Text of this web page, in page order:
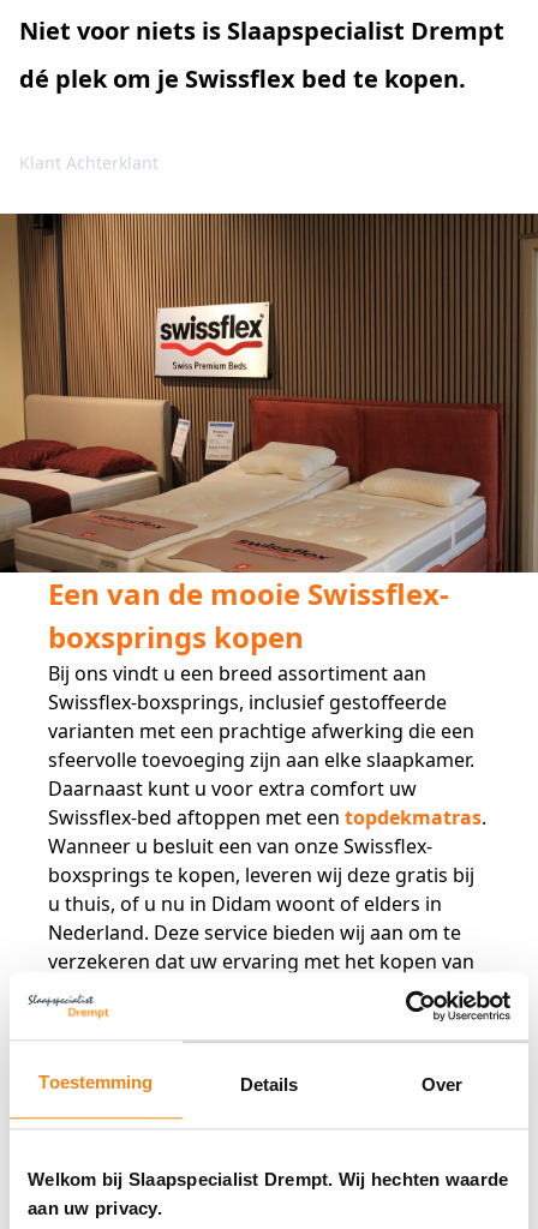
Toestemming Details Over
Welkom bij Slaapspecialist Drempt. Wij hechten waarde
aan uw privacy.
Niet voor niets is Slaapspecialist Drempt
dé plek om je Swissflex bed te kopen.
Klant Achterklant
Een van de mooie Swissflex-
boxsprings kopen
Bij ons vindt u een breed assortiment aan
Swissflex-boxsprings, inclusief gestoffeerde
varianten met een prachtige afwerking die een
sfeervolle toevoeging zijn aan elke slaapkamer.
Daarnaast kunt u voor extra comfort uw
Swissflex-bed aftoppen met een topdekmatras.
Wanneer u besluit een van onze Swissflex-
boxsprings te kopen, leveren wij deze gratis bij
u thuis, of u nu in Didam woont of elders in
Nederland. Deze service bieden wij aan om te
verzekeren dat uw ervaring met het kopen van
een Swissflex-boxspring zo comfortabel en
zorgeloos mogelijk is.
Koop uw ideale bed bij ons
Kies voor een Swissflex-bed uit ons assortiment
deskundig advies te voorzien, zodat u de juiste
keuze maakt voordat u overgaat tot het kopen